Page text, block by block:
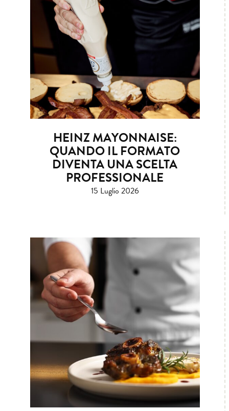
HEINZ MAYONNAISE:
QUANDO IL FORMATO
DIVENTA UNA SCELTA
PROFESSIONALE
15 Luglio 2026